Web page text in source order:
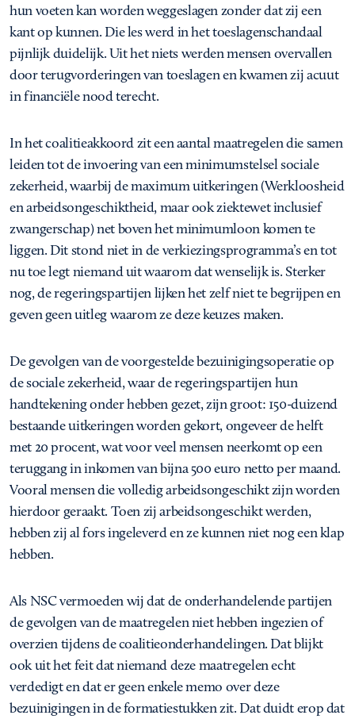
hun voeten kan worden weggeslagen zonder dat zij een
kant op kunnen. Die les werd in het toeslagenschandaal
pijnlijk duidelijk. Uit het niets werden mensen overvallen
door terugvorderingen van toeslagen en kwamen zij acuut
in financiële nood terecht.
In het coalitieakkoord zit een aantal maatregelen die samen
leiden tot de invoering van een minimumstelsel sociale
zekerheid, waarbij de maximum uitkeringen (Werkloosheid
en arbeidsongeschiktheid, maar ook ziektewet inclusief
zwangerschap) net boven het minimumloon komen te
liggen. Dit stond niet in de verkiezingsprogramma’s en tot
nu toe legt niemand uit waarom dat wenselijk is. Sterker
nog, de regeringspartijen lijken het zelf niet te begrijpen en
geven geen uitleg waarom ze deze keuzes maken.
De gevolgen van de voorgestelde bezuinigingsoperatie op
de sociale zekerheid, waar de regeringspartijen hun
handtekening onder hebben gezet, zijn groot: 150-duizend
bestaande uitkeringen worden gekort, ongeveer de helft
met 20 procent, wat voor veel mensen neerkomt op een
teruggang in inkomen van bijna 500 euro netto per maand.
Vooral mensen die volledig arbeidsongeschikt zijn worden
hierdoor geraakt. Toen zij arbeidsongeschikt werden,
hebben zij al fors ingeleverd en ze kunnen niet nog een klap
hebben.
Als NSC vermoeden wij dat de onderhandelende partijen
de gevolgen van de maatregelen niet hebben ingezien of
overzien tijdens de coalitieonderhandelingen. Dat blijkt
ook uit het feit dat niemand deze maatregelen echt
verdedigt en dat er geen enkele memo over deze
bezuinigingen in de formatiestukken zit. Dat duidt erop dat